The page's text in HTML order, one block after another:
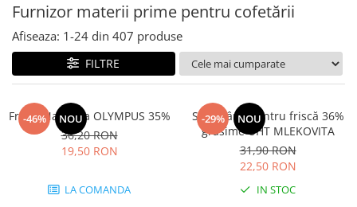
PASTA DE ZAHAR
AMBALAJE
DIVERSE
FRISCA, UNT, LAPTE CONDENSAT
COJI TARTE
AROME
Furnizor materii prime pentru cofetării
Afiseaza: 1-24 din 407 produse
FILTRE
-46% NOU
Frisca Naturala OLYMPUS 35%
36,20 RON
19,50 RON
LA COMANDA
-29% NOU
Smântână pentru friscă 36%
grăsime UHT MLEKOVITA
31,90 RON
22,50 RON
IN STOC